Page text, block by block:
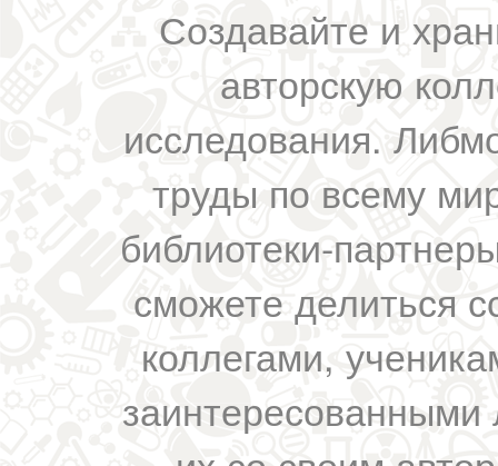
Создавайте и
авторскую
исследования.
труды по всему
библиотеки-
сможете делиться
коллегами,